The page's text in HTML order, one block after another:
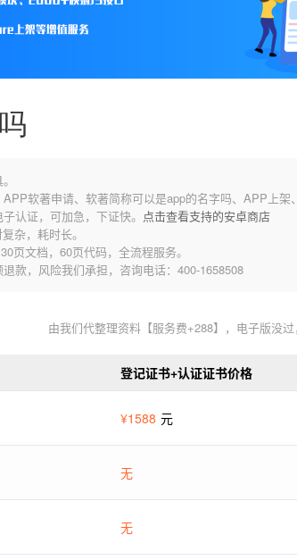
软著申请、软著简称可以是app的名字吗、APP上架
认证，可加急，下证快。 点击查看支持的安卓商店
杂，耗时长。
页文档，60页代码，全流程服务。
款，风险我们承担，咨询电话：400-1658508
由我们代整理资料【服务费+288】，电子版没
登记证书+认证证书价格
¥1588 元
无
无